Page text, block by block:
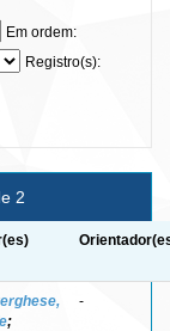
Em ordem:
Registro(s):
2
;
-